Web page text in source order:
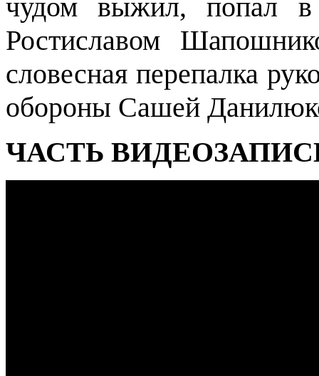
чудом выжил, попал
Ростиславом
словесная перепалка
обороны Сашей
ЧАСТЬ